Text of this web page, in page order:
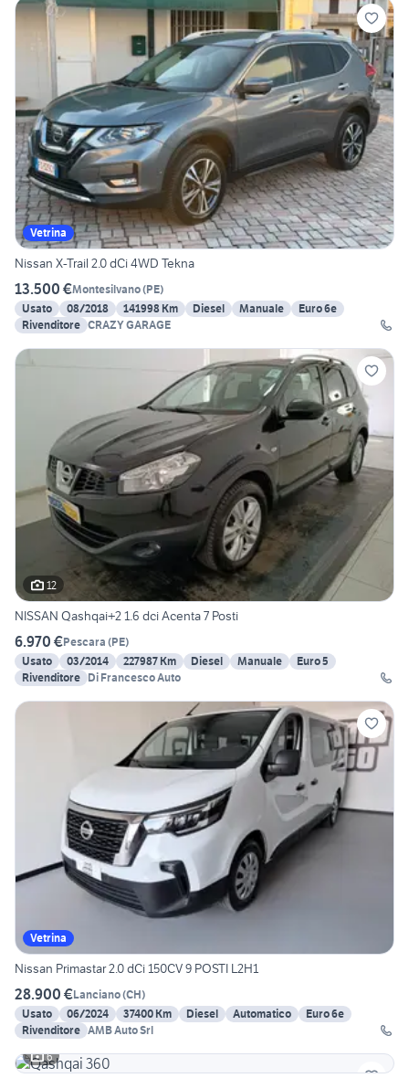
Vetrina
Nissan X-Trail 2.0 dCi 4WD Tekna
13.500 €Montesilvano(PE)
Usato
08/2018 141998 Km Diesel Manuale
Euro 6e
Rivenditore CRAZY GARAGE
12
NISSAN Qashqai+2 1.6 dci Acenta 7 Posti
6.970 €Pescara (PE)
Usato
03/2014 227987 Km Diesel Manuale
Euro 5
Rivenditore Di Francesco Auto
Vetrina
Nissan Primastar 2.0 dCi 150CV 9 POSTI L2H1
28.900 €Lanciano(CH)
Usato
06/2024 37400 Km Diesel Automatico
Euro 6e
Rivenditore AMB Auto Srl
6